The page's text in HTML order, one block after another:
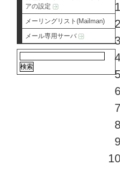
アの設定
メーリングリスト(Mailman)
メール専用サーバ